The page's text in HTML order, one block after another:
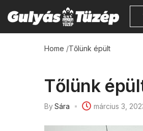
Home /Tőlünk épült
Tőlünk
BySára március 3,